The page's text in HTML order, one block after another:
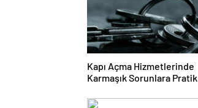
Kapı Açma Hizmetlerinde
Karmaşık Sorunlara Pratik